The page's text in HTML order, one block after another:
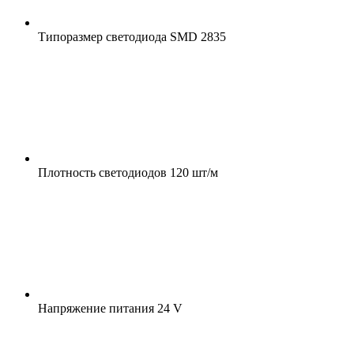
Типоразмер светодиода SMD 2835
Плотность светодиодов 120 шт/м
Напряжение питания 24 V